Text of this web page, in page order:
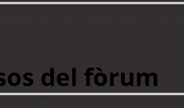
del fòrum